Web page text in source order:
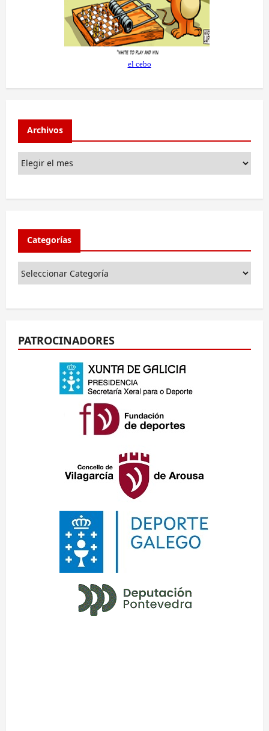
Archivos
Categorías
PATROCINADORES